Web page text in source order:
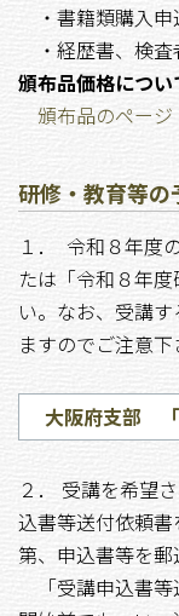
・書籍
・経歴書、検
頒布品価格につい
頒布品のページ
研修・教育等の
１． 令和８年度
たは「令和８年
い。なお、受講
ますのでご注意下
大阪府支部 「
２． 受講を希望
込書等送付依頼
第、申込書等を郵
「受講申込書等